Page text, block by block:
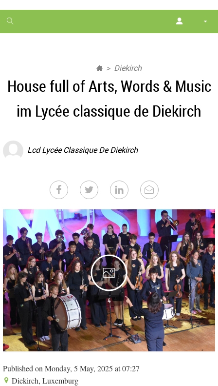
1
month
Diekirch
House full of Arts, Words & Music
im Lycée classique de Diekirch
Lcd Lycée Classique De Diekirch
4
Published on Monday, 5 May, 2025 at 07:27
Diekirch, Luxemburg